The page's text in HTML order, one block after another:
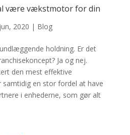
være vækstmotor for din
2020 | Blog
holdning. Er det
Ja og nej.
den mest effektive
en stor fordel at have
i enhederne, som gør alt